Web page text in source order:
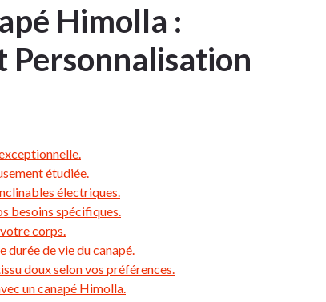
Himolla :
Personnalisation
étudiée.
électriques.
besoins spécifiques.
corps.
de vie du canapé.
doux selon vos préférences.
un canapé Himolla.